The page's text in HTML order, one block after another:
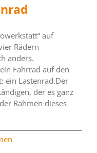
auf
Rädern
anders.
Fahrrad auf den
ein Lastenrad.Der
der es ganz
Rahmen dieses